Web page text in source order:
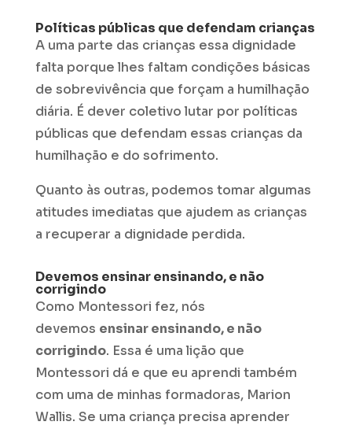
Políticas públicas que defendam crianças
A uma parte das crianças essa dignidade
falta porque lhes faltam condições básicas
de sobrevivência que forçam a humilhação
diária. É dever coletivo lutar por políticas
públicas que defendam essas crianças da
humilhação e do sofrimento.
Quanto às outras, podemos tomar algumas
atitudes imediatas que ajudem as crianças
a recuperar a dignidade perdida.
Devemos ensinar ensinando, e não
corrigindo
Como Montessori fez, nós
devemos ensinar ensinando, e não
corrigindo. Essa é uma lição que
Montessori dá e que eu aprendi também
com uma de minhas formadoras, Marion
Wallis. Se uma criança precisa aprender